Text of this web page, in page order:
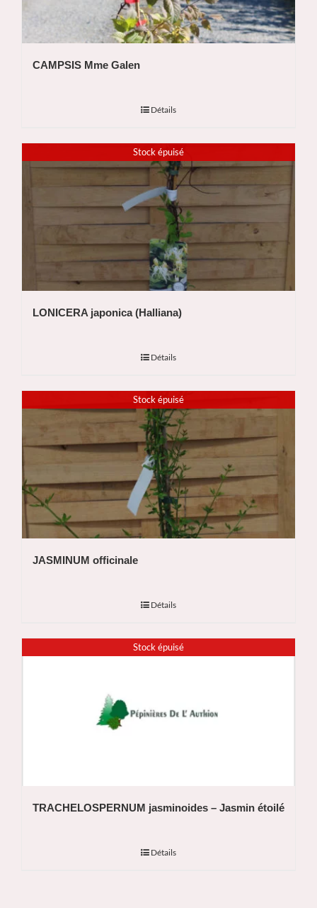
CAMPSIS Mme Galen
Détails
Stock épuisé
LONICERA japonica (Halliana)
Détails
Stock épuisé
JASMINUM officinale
Détails
Stock épuisé
TRACHELOSPERNUM jasminoides – Jasmin étoilé
Détails